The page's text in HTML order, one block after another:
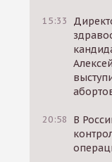
15:33
20:58
В